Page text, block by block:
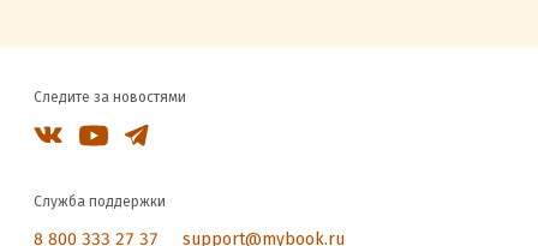
Следите за новостями
Служба поддержки
8 800 333 27 37 support@mybook.ru